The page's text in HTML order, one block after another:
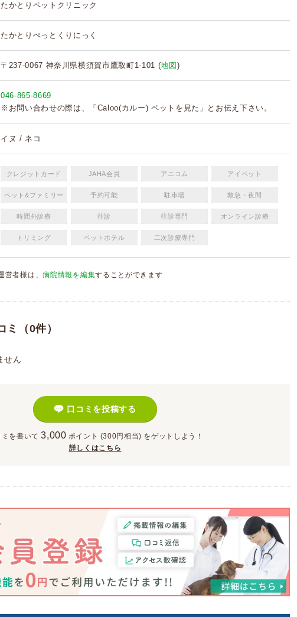
たかとりペットクリニック
たかとりぺっとくりにっく
〒237-0067 神奈川県横須賀市鷹取町1-101 (地図 )
046-865-8669
※お問い合わせの際は、「Caloo(カルー) ペットを見た」とお伝え下さい。
イヌ / ネコ
クレジットカード JAHA会員 アニコム アイペット
ペット&ファミリー 予約可能 駐車場 救急・夜間
時間外診療 往診 往診専門 オンライン診療
トリミング ペットホテル 二次診療専門
営者様は、病院情報を編集することができます
ミ（0件）
せん
口コミを投稿する
ミを書いて 3,000 ポイント (300円相当) をゲットしよう！
詳しくはこちら